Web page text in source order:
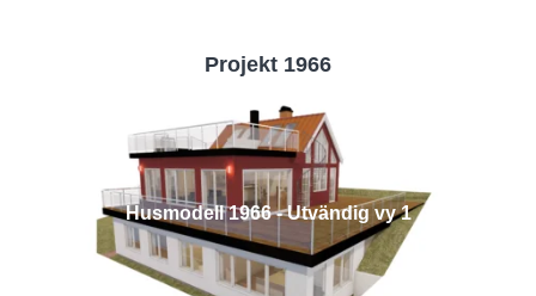
Projekt 1966
Husmodell 1966 - Utvändig vy 1